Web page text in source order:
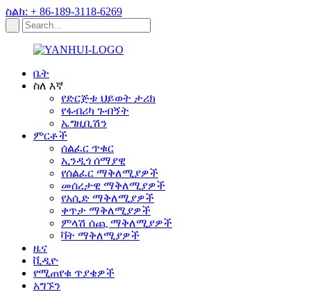
ስልክ: + 86-189-3118-6269
ቤት
ስለ እኛ
የድርጅቱ ህይወት ታሪክ
የፋብሪካ ጉብኝት
ኤግዚቢሽን
ምርቶች
ሰልፈር ጥቁር
ኢንዲጎ ሰማያዊ
የሰልፈር ማቅለሚያዎች
መሰረታዊ ማቅለሚያዎች
የአሲድ ማቅለሚያዎች
ቀጥታ ማቅለሚያዎች
ምላሽ ሰጪ ማቅለሚያዎች
ቫት ማቅለሚያዎች
ዜና
ቪዲዮ
የሚጠየቁ ጥያቄዎች
አግኙን